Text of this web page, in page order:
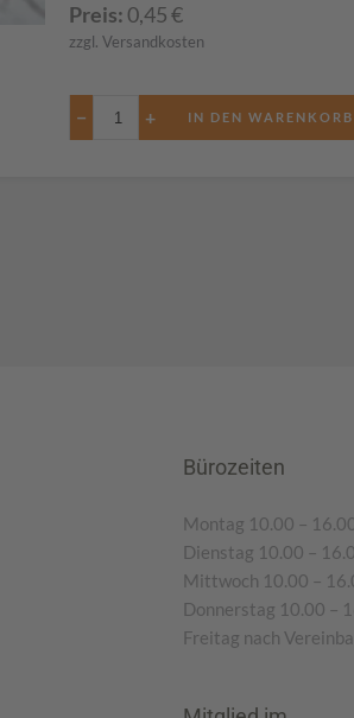
Preis: 0,45 €
zzgl. Versandkosten
− +
Bürozeiten
Montag 10.00 –
Dienstag 10.00 –
Mittwoch 10.00 –
Donnerstag 10.00 –
Freitag nach